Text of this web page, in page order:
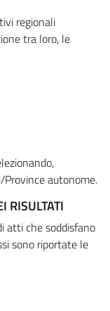
regionali
tra loro, le
autonome.
RISULTATI
atti che soddisfano
sono riportate le